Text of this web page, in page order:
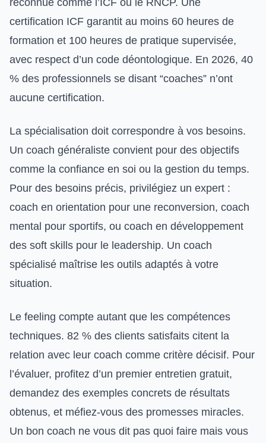
certification ICF garantit au moins 60 heures de
formation et 100 heures de pratique supervisée,
avec respect d’un code déontologique. En 2026, 40
% des professionnels se disant “coaches” n’ont
aucune certification.
La spécialisation doit correspondre à vos besoins.
Un coach généraliste convient pour des objectifs
comme la confiance en soi ou la gestion du temps.
Pour des besoins précis, privilégiez un expert :
coach en orientation pour une reconversion, coach
mental pour sportifs, ou coach en développement
des soft skills pour le leadership. Un coach
spécialisé maîtrise les outils adaptés à votre
situation.
Le feeling compte autant que les compétences
techniques. 82 % des clients satisfaits citent la
relation avec leur coach comme critère décisif. Pour
l’évaluer, profitez d’un premier entretien gratuit,
demandez des exemples concrets de résultats
obtenus, et méfiez-vous des promesses miracles.
Un bon coach ne vous dit pas quoi faire mais vous